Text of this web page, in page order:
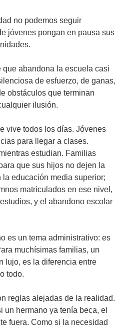
no podemos seguir
jóvenes pongan en pausa sus
que abandona la escuela casi
de esfuerzo, de ganas,
obstáculos que terminan
ilusión.
vive todos los días. Jóvenes
para llegar a clases.
estudian. Familias
que sus hijos no dejen la
educación media superior;
matriculados en ese nivel,
y el abandono escolar
es un tema administrativo: es
muchísimas familias, un
lujo, es la diferencia entre
todo.
reglas alejadas de la realidad.
un hermano ya tenía beca, el
fuera. Como si la necesidad